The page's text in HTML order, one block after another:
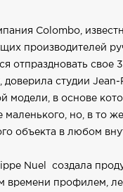
Colombo,
производителей
отпраздновать свое
студии Jean-
модели, в основе
но, в то же
объекта в любом
Nuel создала
времени профилем,